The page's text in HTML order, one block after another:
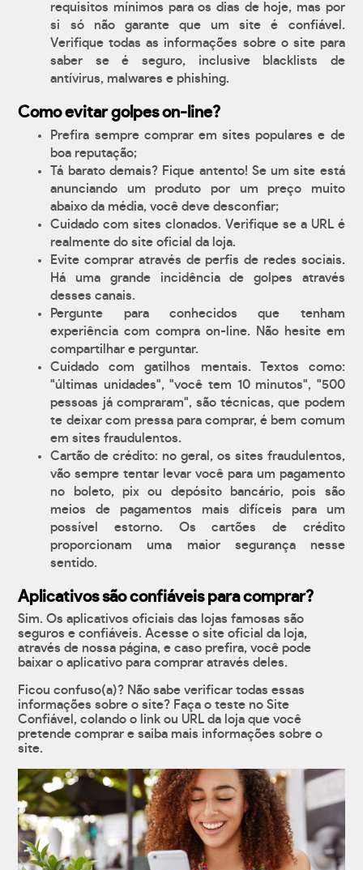
requisitos mínimos para os dias de hoje, mas por
si só não garante que um site é confiável.
Verifique todas as informações sobre o site para
saber se é seguro, inclusive blacklists de
antívirus, malwares e phishing.
Como evitar golpes on-line?
Prefira sempre comprar em sites populares e de
boa reputação;
Tá barato demais? Fique antento! Se um site está
anunciando um produto por um preço muito
abaixo da média, você deve desconfiar;
Cuidado com sites clonados. Verifique se a URL é
realmente do site oficial da loja.
Evite comprar através de perfis de redes sociais.
Há uma grande incidência de golpes através
desses canais.
Pergunte para conhecidos que tenham
experiência com compra on-line. Não hesite em
compartilhar e perguntar.
Cuidado com gatilhos mentais. Textos como:
"últimas unidades", "você tem 10 minutos", "500
pessoas já compraram", são técnicas, que podem
te deixar com pressa para comprar, é bem comum
em sites fraudulentos.
Cartão de crédito: no geral, os sites fraudulentos,
vão sempre tentar levar você para um pagamento
no boleto, pix ou depósito bancário, pois são
meios de pagamentos mais difíceis para um
possível estorno. Os cartões de crédito
proporcionam uma maior segurança nesse
sentido.
Aplicativos são confiáveis para comprar?
Sim. Os aplicativos oficiais das lojas famosas são
seguros e confiáveis. Acesse o site oficial da loja,
através de nossa página, e caso prefira, você pode
baixar o aplicativo para comprar através deles.
Ficou confuso(a)? Não sabe verificar todas essas
informações sobre o site? Faça o teste no Site
Confiável, colando o link ou URL da loja que você
pretende comprar e saiba mais informações sobre o
site.